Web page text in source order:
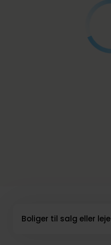
Boliger til salg eller leje